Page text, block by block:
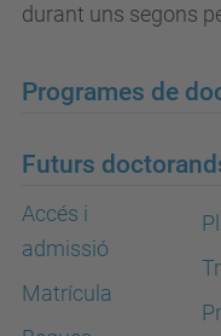
durant uns segons
Programes de
Futurs
Accés i
admissió
Matrícula